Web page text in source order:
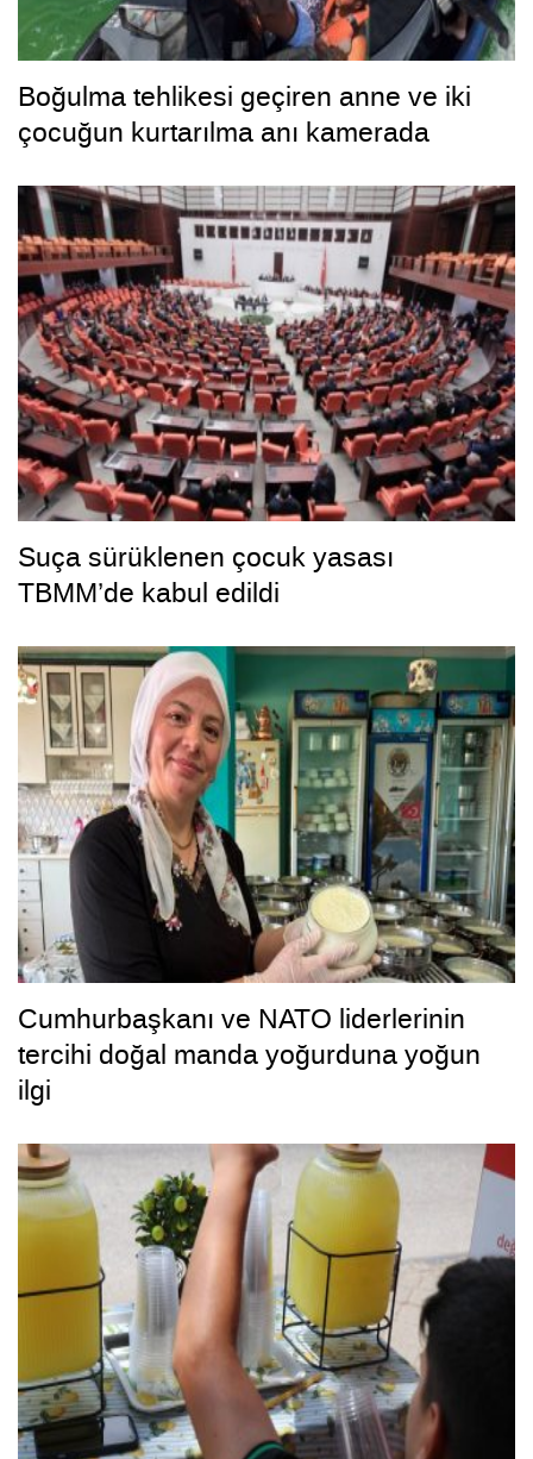
Boğulma tehlikesi geçiren anne ve iki
çocuğun kurtarılma anı kamerada
Suça sürüklenen çocuk yasası
TBMM’de kabul edildi
Cumhurbaşkanı ve NATO liderlerinin
tercihi doğal manda yoğurduna yoğun
ilgi